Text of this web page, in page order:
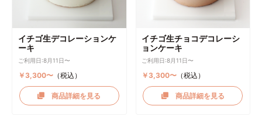
イチゴ生デコレーションケ
ーキ
ご利用日:8月11日〜
￥3,300〜（税込）
商品詳細を見る
イチゴ生チョコデコレーシ
ョンケーキ
ご利用日:8月11日〜
￥3,300〜 （税込）
商品詳細を見る